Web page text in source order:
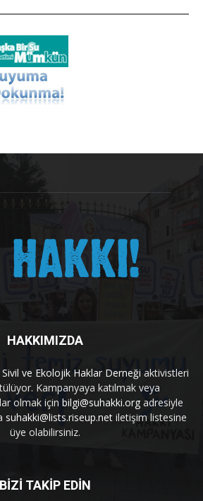
HAKKIMIZDA
Sivil ve Ekolojik Haklar Derneği aktivistleri
Kampanyaya katılmak veya
olmak için bilgi@suhakki.orgadresiyle
suhakki@lists.riseup.net iletişim listesine
üye olabilirsiniz.
BİZİ TAKİP EDİN